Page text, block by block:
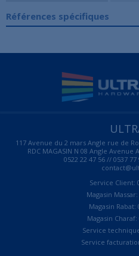
Références spécifiques
117 Avenue du 2 mars Angle rue de
RDC MAGASIN N 08 Angle Avenue
0522 22 47 56 // 0537
Service Client:
Magasin
Magasin Rabat:
Magasin Charaf:
Service
Service